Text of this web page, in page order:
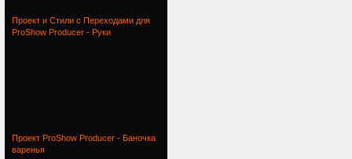
Проект и Стили с Переходами для
ProShow Producer - Руки
Проект ProShow Producer - Баночка
варенья